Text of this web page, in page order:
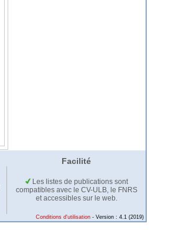
Facilité
Les listes de publications sont
compatibles avec le CV-ULB, le FNRS
et accessibles sur le web.
Conditions d'utilisation - Version : 4.1 (2019)